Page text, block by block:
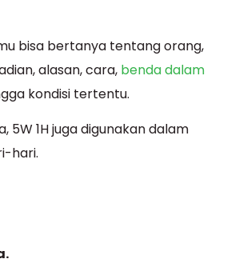
bisa bertanya tentang orang,
alasan, cara, benda dalam
kondisi tertentu.
5W 1H juga digunakan dalam
hari.